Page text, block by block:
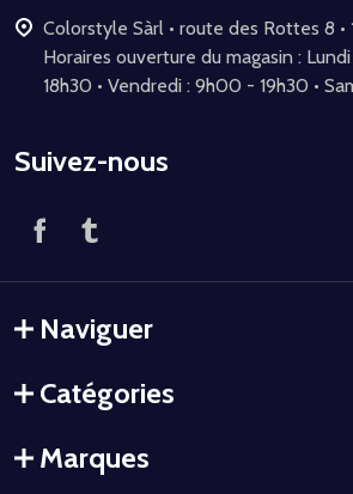
Colorstyle Sàrl • route des Rottes 8 • 1964 Conthey •
Horaires ouverture du magasin : Lundi – jeudi : 9h00 –
18h30 • Vendredi : 9h00 - 19h30 •
Suivez-nous
Naviguer
Catégories
Marques